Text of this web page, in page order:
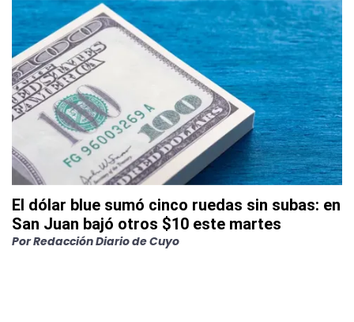
El dólar blue sumó cinco ruedas sin subas: en
San Juan bajó otros $10 este martes
PorRedacción Diario de Cuyo